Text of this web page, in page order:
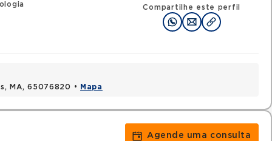
Compartilhe este perfil
MA, 65076820 • Mapa
Agende uma consulta